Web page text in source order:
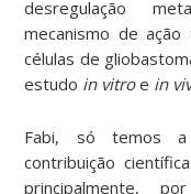
desregulação
mecanismo de
células de
estudo in vitroe in
Fabi, só temos
contribuição
principalmente,